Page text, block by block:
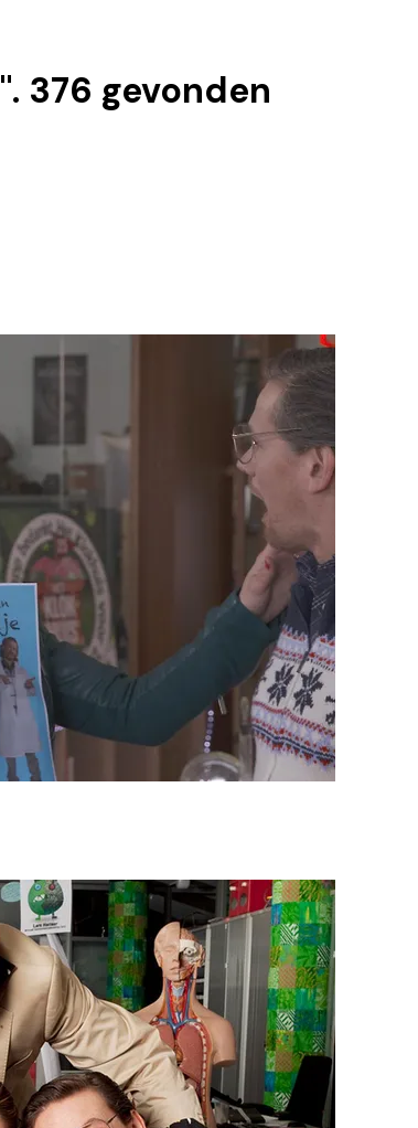
". 376 gevonden